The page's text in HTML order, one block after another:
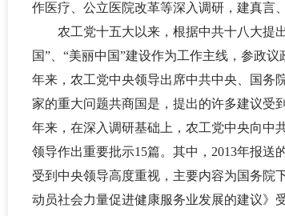
作医疗、公立医院改革等深入调研，建真言
农工党十五大以来，根据中共十八大提
国”、“美丽中国”建设作为工作主线，参政
年来，农工党中央领导出席中共中央、国务
家的重大问题共商国是，提出的许多建议受
年来，在深入调研基础上，农工党中央向中
领导作出重要批示15篇。其中， 2013年报送
受到中央领导高度重视，主要内容为国务院
动员社会力量促进健康服务业发展的建议》